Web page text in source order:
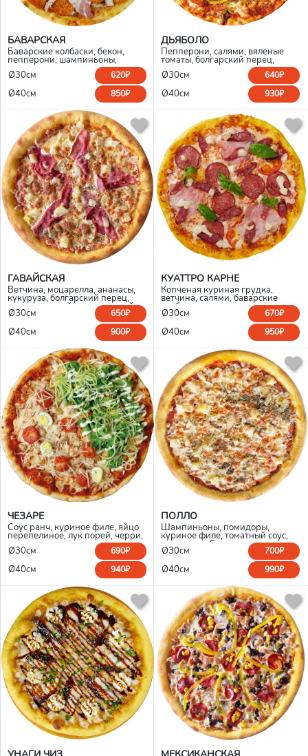
БАВАРСКАЯ
Баварские колбаски, бекон,
пепперони, шампиньоны,
зернистая горчица, моцарелла,
томатный соус
Ø30см 620₽
Ø40см 850₽
ДЬЯБОЛО
Пепперони, салями, вяленые
томаты, болгарский перец,
помидоры, маслины, перец
халапеньо, моцарелла
Ø30см 640₽
Ø40см 930₽
ГАВАЙСКАЯ
Ветчина, моцарелла, ананасы,
кукуруза, болгарский перец,
маринованный лук, томатный
соус
Ø30см 650₽
Ø40см 900₽
КУАТТРО КАРНЕ
Копченая куриная грудка,
ветчина, салями, баварские
колбаски, помидор, моцарелла
Ø30см 670₽
Ø40см 950₽
ЧЕЗАРЕ
Соус ранч, куриное филе, яйцо
перепелиное, лук порей, черри,
пармезан, моцарелла, салат
Ø30см 690₽
Ø40см 940₽
ПОЛЛО
Шампиньоны, помидоры,
куриное филе, томатный соус,
моцарелла Сыр сверху
Ø30см 700₽
Ø40см 990₽